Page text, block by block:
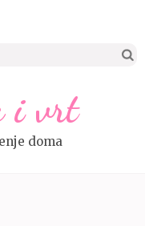
i vrt
doma